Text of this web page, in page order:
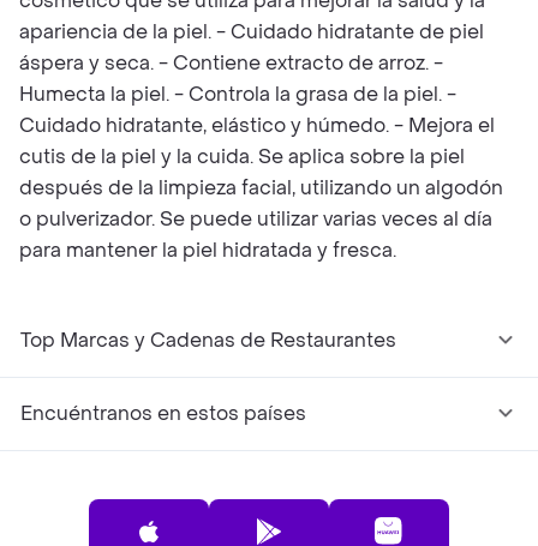
apariencia de la piel. - Cuidado hidratante de piel
áspera y seca. - Contiene extracto de arroz. -
Humecta la piel. - Controla la grasa de la piel. -
Cuidado hidratante, elástico y húmedo. - Mejora el
cutis de la piel y la cuida. Se aplica sobre la piel
después de la limpieza facial, utilizando un algodón
o pulverizador. Se puede utilizar varias veces al día
para mantener la piel hidratada y fresca.
Top Marcas y Cadenas de Restaurantes
Encuéntranos en estos países